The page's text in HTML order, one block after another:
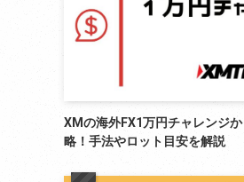
XMの海外FX1万円チャレンジ
略！手法やロット目安を解説